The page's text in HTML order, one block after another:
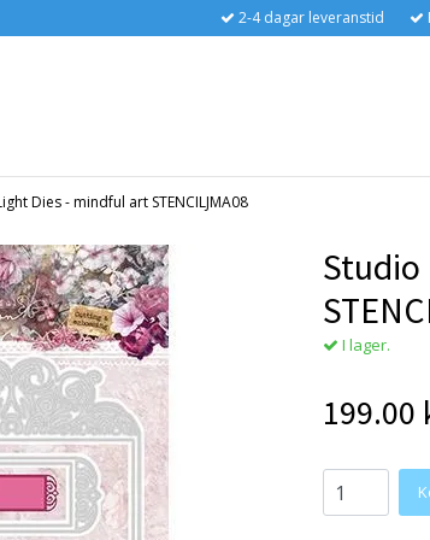
2-4 dagar leveranstid
Dies - mindful art STENCILJMA08
I lager.
199.00